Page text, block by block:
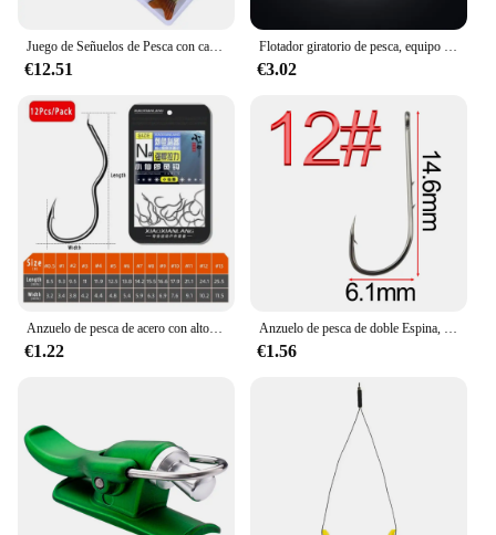
Juego de Señuelos de Pesca con caja, cebos duros articulados, Wobblers, Swimbait, Crankbait, Swim Bass, Lucio, hundimiento, 6 unidades
€12.51
Flotador giratorio de pesca, equipo de hundimiento automático de alta sensibilidad, adecuado para peces pequeños al aire libre, novedad
€3.02
Anzuelo de pesca de acero con alto contenido de carbono, anzuelo de pesca con púas afiladas, con tapa automática, accesorios de pesca de carpa, 12 unids/lote por paquete
€1.22
Anzuelo de pesca de doble Espina, anzuelo doblado, mango largo, tubo, anzuelo de pesca de mar, con anillo púa, anzuelo de boca torcida, 50 piezas
€1.56